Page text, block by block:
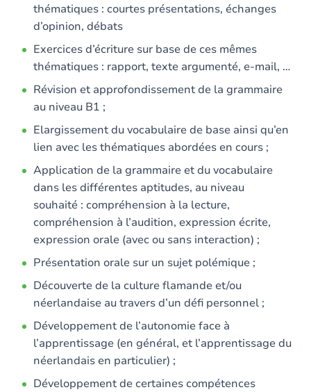
thématiques : courtes présentations, échanges
d’opinion, débats
Exercices d’écriture sur base de ces mêmes
thématiques : rapport, texte argumenté, e-mail, …
Révision et approfondissement de la grammaire
au niveau B1 ;
Elargissement du vocabulaire de base ainsi qu’en
lien avec les thématiques abordées en cours ;
Application de la grammaire et du vocabulaire
dans les différentes aptitudes, au niveau
souhaité : compréhension à la lecture,
compréhension à l’audition, expression écrite,
expression orale (avec ou sans interaction) ;
Présentation orale sur un sujet polémique ;
Découverte de la culture flamande et/ou
néerlandaise au travers d’un défi personnel ;
Développement de l’autonomie face à
l’apprentissage (en général, et l’apprentissage du
néerlandais en particulier) ;
Développement de certaines compétences